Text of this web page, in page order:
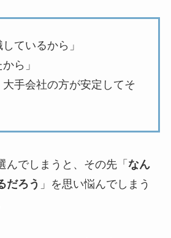
ているから」
ら」
大手会社の方が安定してそ
んでしまうと、その先「 なん
だろう 」を思い悩んでしまう